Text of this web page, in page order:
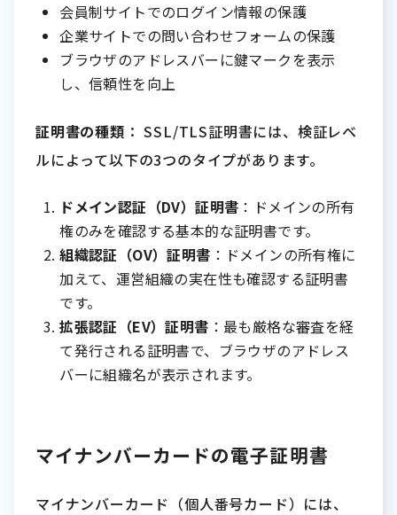
会員制サイトでのログイン情報の保護
企業サイトでの問い合わせフォームの保護
ブラウザのアドレスバーに鍵マークを表示
し、信頼性を向上
証明書の種類 ： SSL/TLS証明書には、検証レベ
ルによって以下の3つのタイプがあります。
ドメイン認証（DV）証明書 ：ドメインの所有
権のみを確認する基本的な証明書です。
組織認証（OV）証明書 ：ドメインの所有権に
加えて、運営組織の実在性も確認する証明書
です。
拡張認証（EV）証明書 ：最も厳格な審査を経
て発行される証明書で、ブラウザのアドレス
バーに組織名が表示されます。
マイナンバーカードの電子証明書
マイナンバーカード（個人番号カード）には、